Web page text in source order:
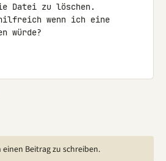
Datei zu löschen.
hilfreich wenn ich eine
würde?
Beitrag zu schreiben.